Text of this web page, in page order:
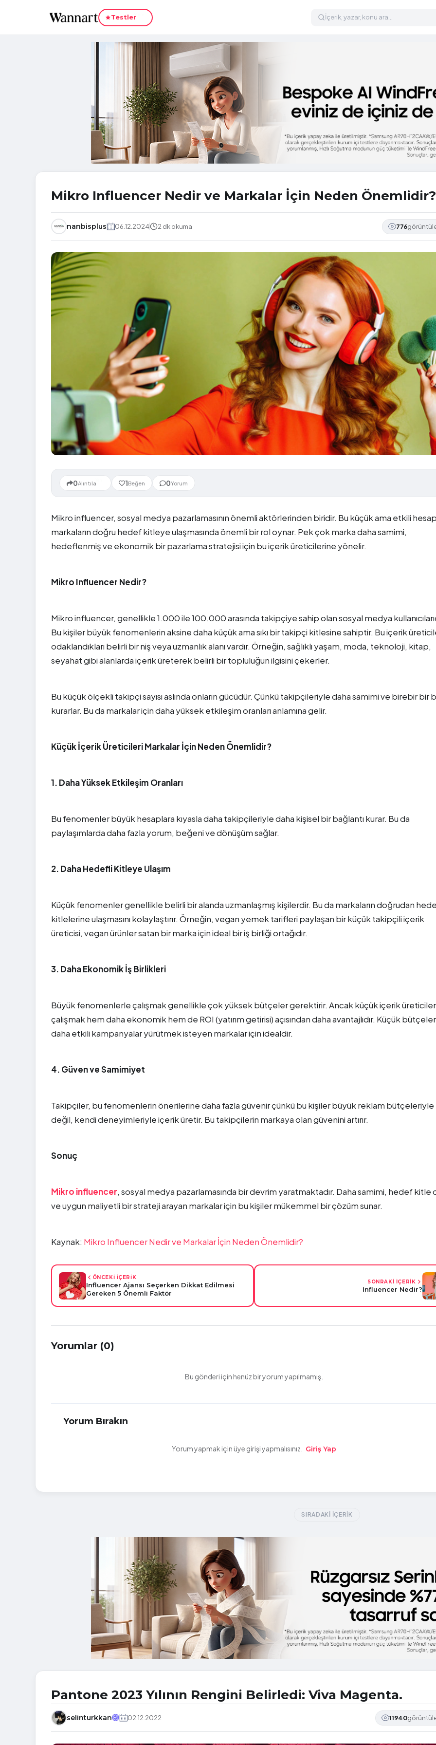
Testler
Mikro Influencer Nedir ve Markalar İçin Neden Önemlidir?
nanbisplus 06.12.2024 2 dk okuma 776
0Alıntıla 1Beğen 0Yorum
Mikro influencer, sosyal medya pazarlamasının önemli aktörlerinden biridir. Bu küçük ama etkili
markaların doğru hedef kitleye ulaşmasında önemli bir rol oynar. Pek çok marka daha samimi,
hedeflenmiş ve ekonomik bir pazarlama stratejisi için bu içerik üreticilerine yönelir.
Mikro Influencer Nedir?
Mikro influencer, genellikle 1.000 ile 100.000 arasında takipçiye sahip olan sosyal medya
Bu kişiler büyük fenomenlerin aksine daha küçük ama sıkı bir takipçi kitlesine sahiptir. Bu içerik
odaklandıkları belirli bir niş veya uzmanlık alanı vardır. Örneğin, sağlıklı yaşam, moda, teknoloji, kitap,
seyahat gibi alanlarda içerik üreterek belirli bir topluluğun ilgisini çekerler.
Bu küçük ölçekli takipçi sayısı aslında onların gücüdür. Çünkü takipçileriyle daha samimi ve birebir bir
kurarlar. Bu da markalar için daha yüksek etkileşim oranları anlamına gelir.
Küçük İçerik Üreticileri Markalar İçin Neden Önemlidir?
1. Daha Yüksek Etkileşim Oranları
Bu fenomenler büyük hesaplara kıyasla daha takipçileriyle daha kişisel bir bağlantı kurar. Bu da
paylaşımlarda daha fazla yorum, beğeni ve dönüşüm sağlar.
2. Daha Hedefli Kitleye Ulaşım
Küçük fenomenler genellikle belirli bir alanda uzmanlaşmış kişilerdir. Bu da markaların doğrudan
kitlelerine ulaşmasını kolaylaştırır. Örneğin, vegan yemek tarifleri paylaşan bir küçük takipçili içerik
üreticisi, vegan ürünler satan bir marka için ideal bir iş birliği ortağıdır.
3. Daha Ekonomik İş Birlikleri
Büyük fenomenlerle çalışmak genellikle çok yüksek bütçeler gerektirir. Ancak küçük içerik
çalışmak hem daha ekonomik hem de ROI (yatırım getirisi) açısından daha avantajlıdır. Küçük
daha etkili kampanyalar yürütmek isteyen markalar için idealdir.
4. Güven ve Samimiyet
Takipçiler, bu fenomenlerin önerilerine daha fazla güvenir çünkü bu kişiler büyük reklam bütçeleriyle
değil, kendi deneyimleriyle içerik üretir. Bu takipçilerin markaya olan güvenini artırır.
Sonuç
Mikro influencer, sosyal medya pazarlamasında bir devrim yaratmaktadır. Daha samimi, hedef kitle
ve uygun maliyetli bir strateji arayan markalar için bu kişiler mükemmel bir çözüm sunar.
Kaynak: Mikro Influencer Nedir ve Markalar İçin Neden Önemlidir?
ÖNCEKİ İÇERİK
Influencer Ajansı Seçerken Dikkat Edilmesi
Gereken 5 Önemli Faktör
SONRAKİ İÇERİK
Influencer Nedir?
Yorumlar (0)
Bu gönderi için henüz bir yorum yapılmamış.
Yorum Bırakın
Yorum yapmak için üye girişi yapmalısınız. Giriş Yap
SIRADAKI İÇERIK
Pantone 2023 Yılının Rengini Belirledi: Viva Magenta.
selinturkkan 02.12.2022 11940